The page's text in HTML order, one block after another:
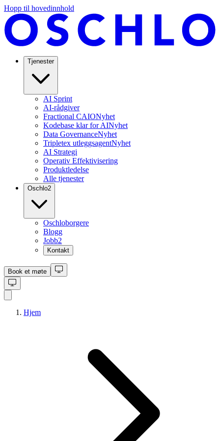
Hopp til hovedinnhold
Tjenester
AI Sprint
AI-rådgiver
Fractional CAIONyhet
Kodebase klar for AINyhet
Data GovernanceNyhet
Tripletex utleggsagentNyhet
AI Strategi
Operativ Effektivisering
Produktledelse
Alle tjenester
Oschlo2
Oschloborgere
Blogg
Jobb2
Kontakt
Book et møte
Hjem